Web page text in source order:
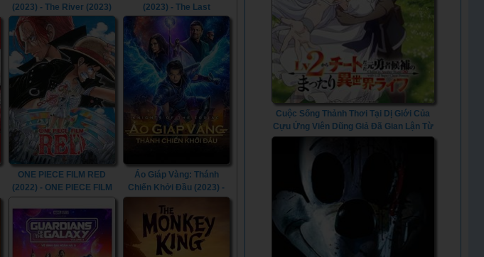
(2023) - The River (2023)
(2023) - The Last
Kingdom: Seven Kings
Must Die (2023)
ONE PIECE FILM RED
(2022) - ONE PIECE FILM
RED (2022)
Áo Giáp Vàng: Thánh
Chiến Khởi Đầu (2023) -
(2023)
Cuộc Sống Thảnh Thơi Tại Dị Giới Của
Cựu Ứng Viên Dũng Giả Đã Gian Lận Từ
Cấp Độ Hai - Chillin' In Another World
With Level 2 Super Cheat Powers (2024)